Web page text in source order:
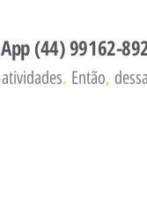
(44) 99162-
. Então,